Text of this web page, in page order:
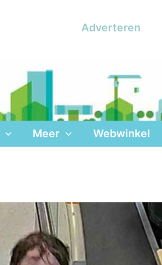
Adverteren
Meer Webwinkel